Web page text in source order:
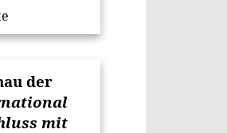
der
mit